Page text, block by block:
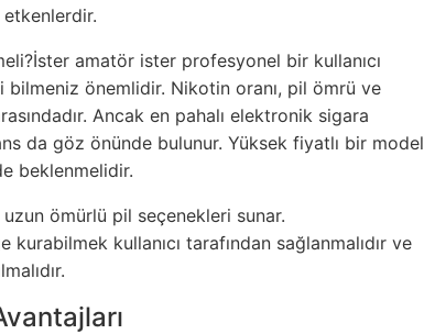
amatör ister profesyonel bir kullanıcı
önemlidir. Nikotin oranı, pil ömrü ve
Ancak en pahalı elektronik sigara
da göz önünde bulunur. Yüksek fiyatlı bir model
beklenmelidir.
uzun ömürlü pil seçenekleri sunar.
kullanıcı tarafından sağlanmalıdır ve